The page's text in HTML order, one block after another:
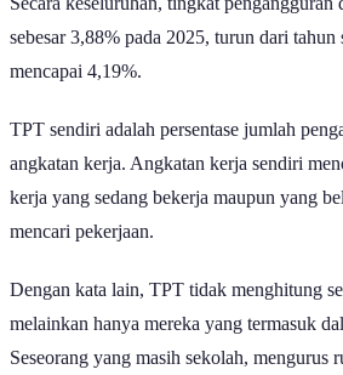
Awal 2026
Sementara itu, posisi berikutnya ditempati